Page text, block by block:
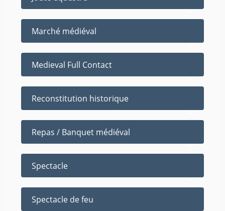
Marché médiéval
Medieval Full Contact
Reconstitution historique
Repas / Banquet médiéval
Spectacle
Spectacle de feu